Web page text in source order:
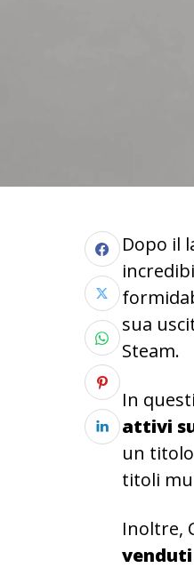
Dopo il
sua
Steam.
In
attivi
un
titoli
Inoltre,
venduti